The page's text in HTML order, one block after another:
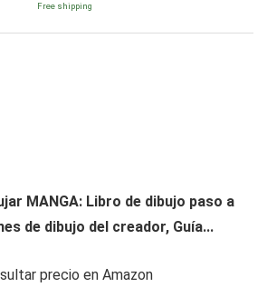
Free shipping
MANGA: Libro de dibujo paso a
de dibujo del creador, Guía...
precio en Amazon